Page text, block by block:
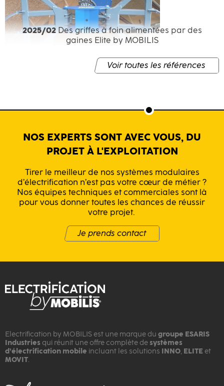
2025/02Des griffes à foin alimentées par des
gaines Elite by MOBILIS
Voir toutes les références
NOS EXPERTS SONT AVEC VOUS, DU
PROJET À L'EXPLOITATION
Tirer le meilleur de nos systèmes modulaires
d’électrification n’est pas votre cœur de métier ?
Nos équipes techniques et commerciales sont là
pour vous donner toutes les chances de réussir
votre projet.
Je prends contact
Electrification by MOBILIS est une marque du groupe ESARIS
Industries qui réunit une offre complète de systèmes
d’électrification mobile incluant les solutions INNO ELITE et
MOVIT